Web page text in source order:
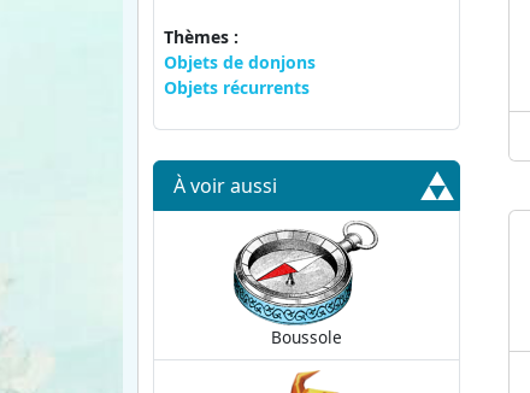
Thèmes :
Objets de donjons
Objets récurrents
À voir aussi
Boussole